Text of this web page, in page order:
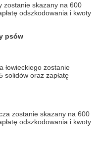
zostanie skazany na 600
odszkodowania i kwoty
psów
łowieckiego zostanie
solidów oraz zapłatę
zostanie skazany na 600
odszkodowania i kwoty